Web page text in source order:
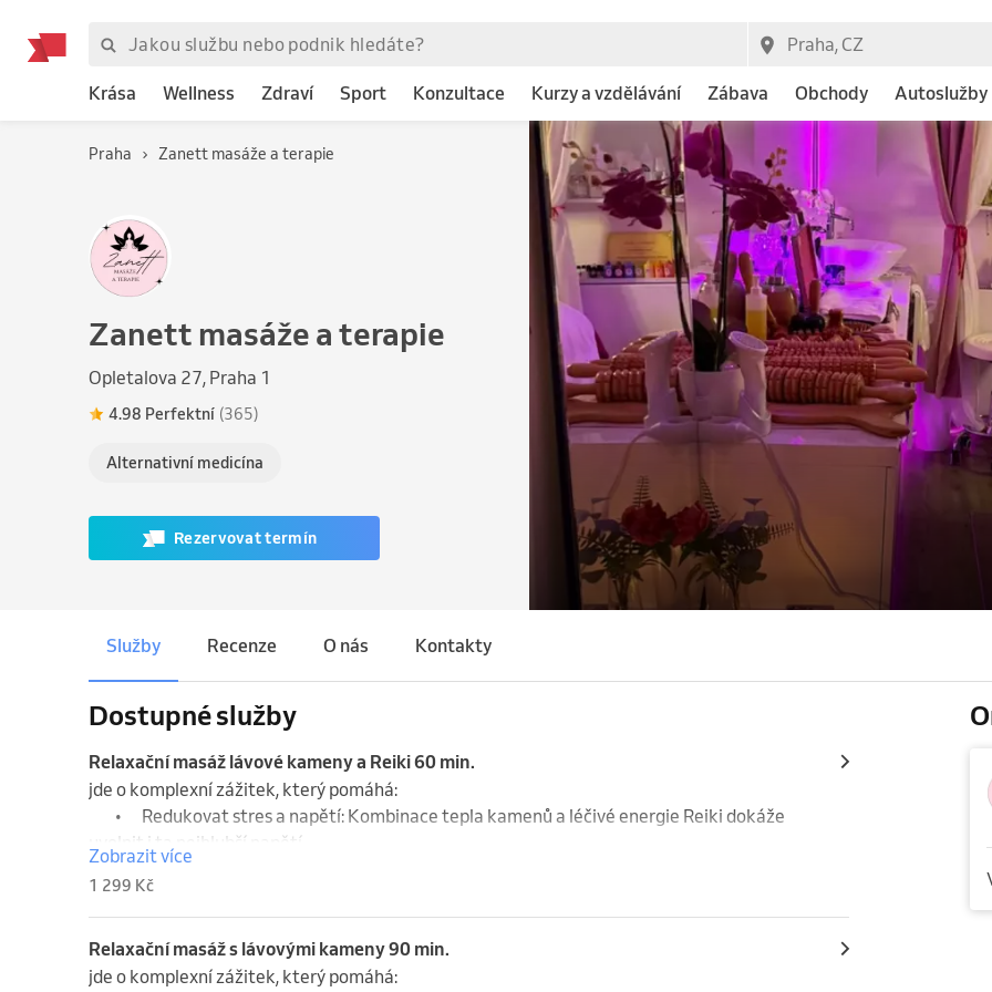
Krása Wellness Zdraví Sport Konzultace Kurzy a vzdělávání Zábava Obchody Autoslužby
Praha Zanett masáže a terapie
Zanett masáže a terapie
Opletalova 27, Praha 1
4.98 Perfektní (365)
Alternativní medicína
Rezervovat termín
Služby Recenze O nás Kontakty
Dostupné služby
Relaxační masáž lávové kameny a Reiki 60 min.
jde o komplexní zážitek, který pomáhá:
uvolnit i ta nejhlubší napětí.
	•	Podpořit regeneraci: Zlepšený průtok krve a energie přispívají k rychlejšímu obnovení
svalových vláken i celkovému regenerativnímu procesu.
	•	Posílit imunitu: Uvolnění stresu a harmonizace těla mají pozitivní vliv na imunitní
systém.
	•	Zlepšit duševní stav: Masáž s prvky Reiki vám pomůže nalézt vnitřní rovnováhu a klid,
Zobrazit více
1 299 Kč
Relaxační masáž s lávovými kameny 90 min.
jde o komplexní zážitek, který pomáhá: